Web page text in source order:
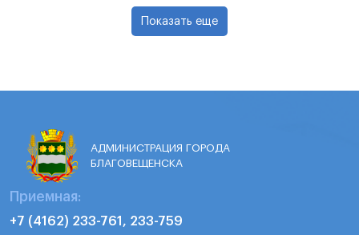
Показать еще
АДМИНИСТРАЦИЯ ГОРОДА
БЛАГОВЕЩЕНСКА
Приемная:
+7 (4162) 233-761, 233-759